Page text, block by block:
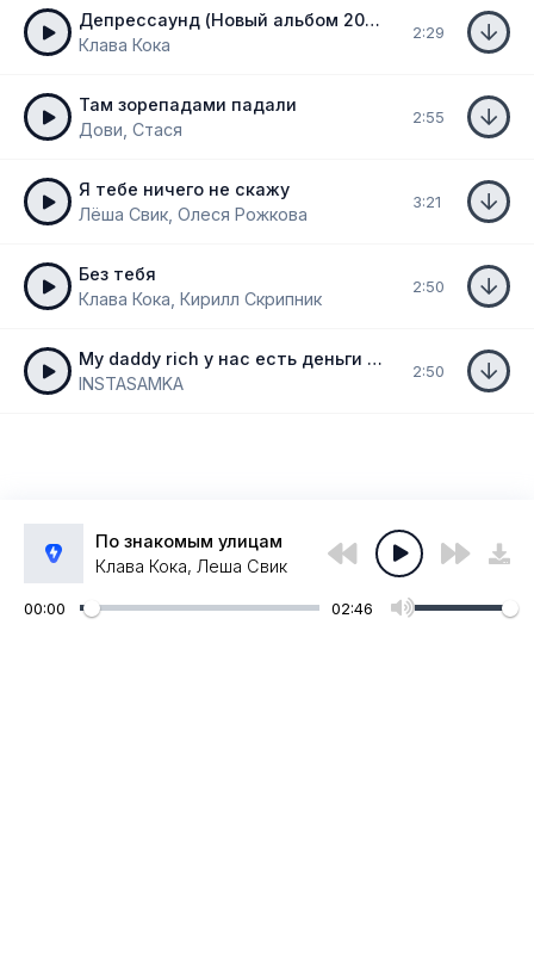
Депрессаунд (Новый альбом 2024)
Клава Кока
2:29
Там зорепадами падали
Дови, Стася
2:55
Я тебе ничего не скажу
Лёша Свик, Олеся Рожкова
3:21
Без тебя
Клава Кока, Кирилл Скрипник
2:50
My daddy rich у нас есть деньги ага
INSTASAMKA
2:50
По знакомым улицам
Клава Кока, Леша Свик
00:00 02:46